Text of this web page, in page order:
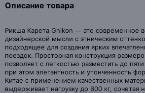
Описание товара
Рикша Карета Ghlkon — это современное
дизайнерской мысли с этническим
подходящее для создания ярких
поездок. Просторная конструкция
позволяет с легкостью разместить до
при этом элегантность и утонченность
Китае с применением качественных
выдерживает нагрузку до 600 кг, сочетая